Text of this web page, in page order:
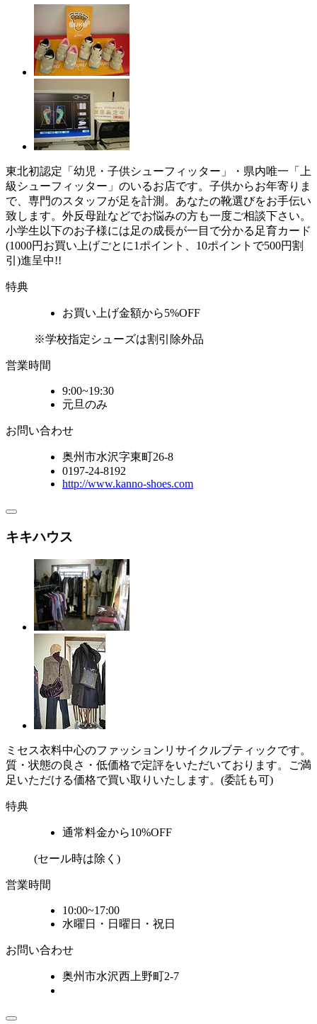
東北初認定「幼児・子供シューフィッター」・県内唯一「上
級シューフィッター」のいるお店です。子供からお年寄りま
で、専門のスタッフが足を計測。あなたの靴選びをお手伝い
致します。外反母趾などでお悩みの方も一度ご相談下さい。
小学生以下のお子様には足の成長が一目で分かる足育カード
(1000円お買い上げごとに1ポイント、10ポイントで500円割
引)進呈中!!
特典
お買い上げ金額から5%OFF
※学校指定シューズは割引除外品
営業時間
9:00~19:30
元旦のみ
お問い合わせ
奥州市水沢字東町26-8
0197-24-8192
http://www.kanno-shoes.com
キキハウス
ミセス衣料中心のファッションリサイクルブティックです。
質・状態の良さ・低価格で定評をいただいております。ご満
足いただける価格で買い取りいたします。(委託も可)
特典
通常料金から10%OFF
(セール時は除く)
営業時間
10:00~17:00
水曜日・日曜日・祝日
お問い合わせ
奥州市水沢西上野町2-7